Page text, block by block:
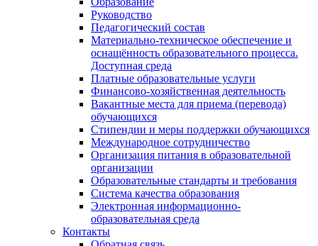
Руководство
Педагогический состав
Материально-техническое обеспечение и
оснащённость образовательного процесса.
Доступная среда
Платные образовательные услуги
Финансово-хозяйственная деятельность
Вакантные места для приема (перевода)
обучающихся
Стипендии и меры поддержки обучающихся
Международное сотрудничество
Организация питания в образовательной
организации
Образовательные стандарты и требования
Система качества образования
Электронная информационно-
образовательная среда
Контакты